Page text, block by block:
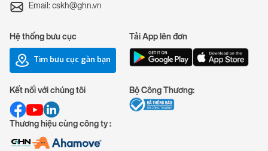
Email: cskh@ghn.vn
Hệ thống bưu cục
Tìm bưu cục gần bạn
Tải App lên đơn
Kết nối với chúng tôi
Thương hiệu cùng công ty :
Bộ Công Thương: